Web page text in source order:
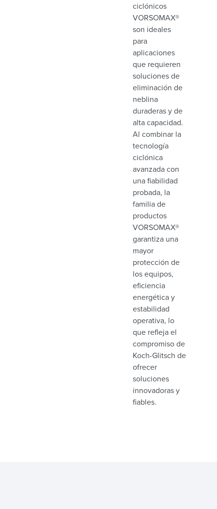
ciclónicos
VORSOMAX®
son ideales
para
aplicaciones
que requieren
soluciones de
eliminación de
neblina
duraderas y de
alta capacidad.
Al combinar la
tecnología
ciclónica
avanzada con
una fiabilidad
probada, la
familia de
productos
VORSOMAX®
garantiza una
mayor
protección de
los equipos,
eficiencia
energética y
estabilidad
operativa, lo
que refleja el
compromiso de
Koch-Glitsch de
ofrecer
soluciones
innovadoras y
fiables.